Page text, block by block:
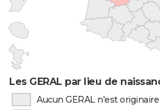
Les GERAL par lieu de
Aucun GERAL n'est